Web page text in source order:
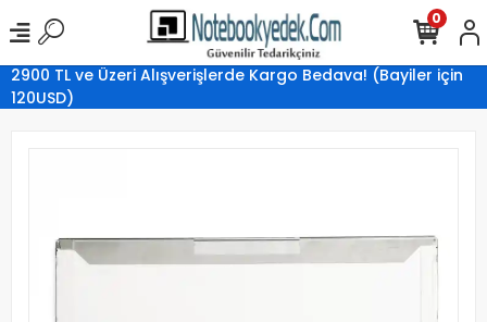
2900 TL ve Üzeri Alışverişlerde Kargo Bedava! (Bayiler için
120USD)
0